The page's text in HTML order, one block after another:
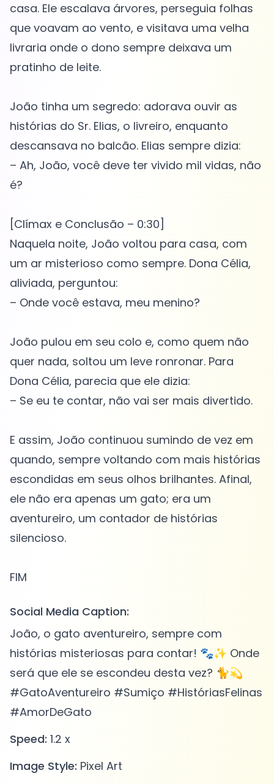
casa. Ele escalava árvores, perseguia folhas
que voavam ao vento, e visitava uma velha
livraria onde o dono sempre deixava um
pratinho de leite.
João tinha um segredo: adorava ouvir as
histórias do Sr. Elias, o livreiro, enquanto
descansava no balcão. Elias sempre dizia:
– Ah, João, você deve ter vivido mil vidas, não
é?
[Clímax e Conclusão – 0:30]
Naquela noite, João voltou para casa, com
um ar misterioso como sempre. Dona Célia,
aliviada, perguntou:
– Onde você estava, meu menino?
João pulou em seu colo e, como quem não
quer nada, soltou um leve ronronar. Para
Dona Célia, parecia que ele dizia:
– Se eu te contar, não vai ser mais divertido.
E assim, João continuou sumindo de vez em
quando, sempre voltando com mais histórias
escondidas em seus olhos brilhantes. Afinal,
ele não era apenas um gato; era um
aventureiro, um contador de histórias
silencioso.
Social Media Caption:
João, o gato aventureiro, sempre com
histórias misteriosas para contar! 🐾✨ Onde
será que ele se escondeu desta vez? 🐈💫
#GatoAventureiro #Sumiço #HistóriasFelinas
#AmorDeGato
Speed: 1.2 x
Image Style: Pixel Art